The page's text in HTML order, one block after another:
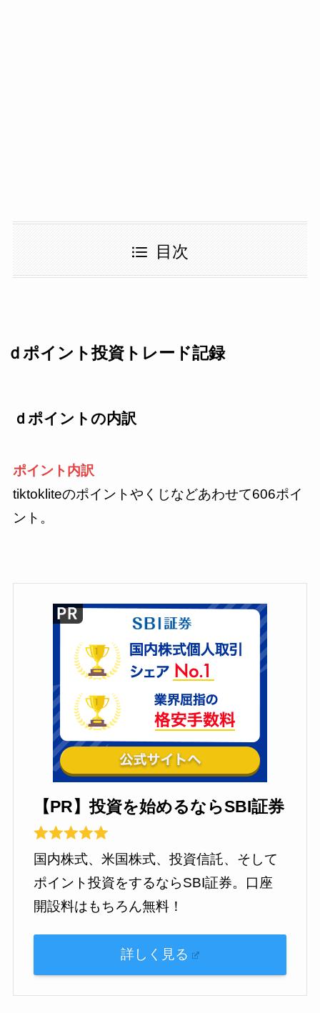
目次
ｄポイント投資トレード記録
ｄポイントの内訳
ポイント内訳
tiktokliteのポイントやくじなどあわせて606ポイ
ント。
【PR】投資を始めるならSBI証券
国内株式、米国株式、投資信託、そして
ポイント投資をするならSBI証券。口座
開設料はもちろん無料！
詳しく見る